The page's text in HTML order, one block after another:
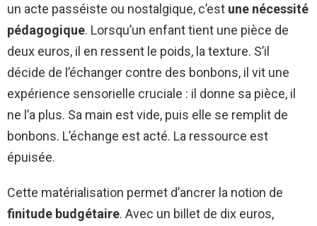
un acte passéiste ou nostalgique, c’est une nécessité
pédagogique. Lorsqu’un enfant tient une pièce de
deux euros, il en ressent le poids, la texture. S’il
décide de l’échanger contre des bonbons, il vit une
expérience sensorielle cruciale : il donne sa pièce, il
ne l’a plus. Sa main est vide, puis elle se remplit de
bonbons. L’échange est acté. La ressource est
épuisée.
Cette matérialisation permet d’ancrer la notion de
finitude budgétaire. Avec un billet de dix euros,